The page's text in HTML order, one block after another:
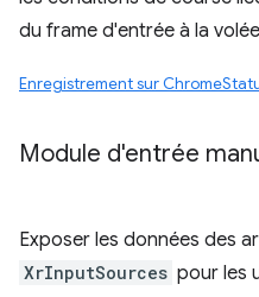
du frame d'entrée à la
Enregistrement sur
Module d'entrée
Exposer les données des
XrInputSources pour les